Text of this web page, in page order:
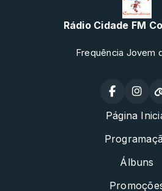
Rádio Cidade FM
Frequência Jovem
Página
Álbuns